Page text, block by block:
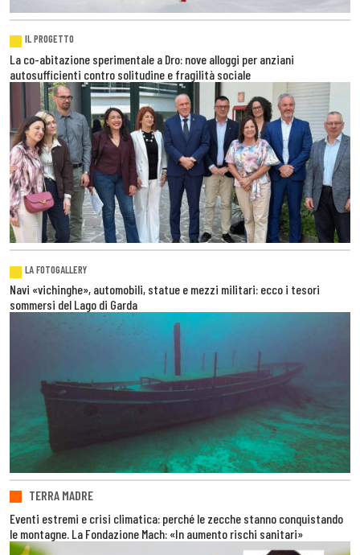
IL PROGETTO
La co-abitazione sperimentale a Dro: nove alloggi per anziani
autosufficienti contro solitudine e fragilità sociale
LA FOTOGALLERY
Navi «vichinghe», automobili, statue e mezzi militari: ecco i tesori
sommersi del Lago di Garda
TERRA MADRE
Eventi estremi e crisi climatica: perché le zecche stanno conquistando
le montagne. La Fondazione Mach: «In aumento rischi sanitari»